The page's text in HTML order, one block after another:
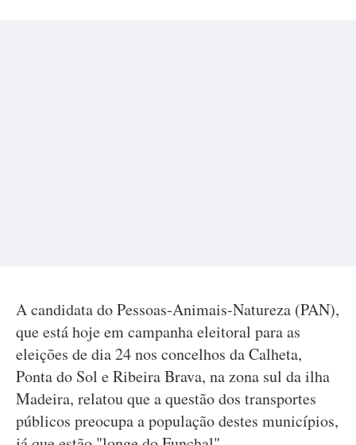
A candidata do Pessoas-Animais-Natureza (PAN),
que está hoje em campanha eleitoral para as
eleições de dia 24 nos concelhos da Calheta,
Ponta do Sol e Ribeira Brava, na zona sul da ilha
Madeira, relatou que a questão dos transportes
públicos preocupa a população destes municípios,